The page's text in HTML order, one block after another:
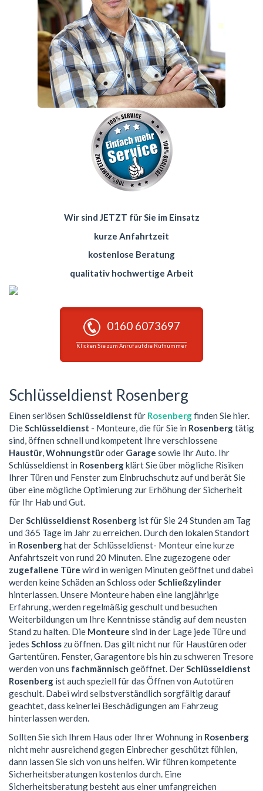
Wir sind JETZT für Sie im Einsatz
kurze Anfahrtzeit
kostenlose Beratung
qualitativ hochwertige Arbeit
0160 6073697
Klicken Sie zum Anruf auf die Rufnummer
Schlüsseldienst Rosenberg
Einen seriösen Schlüsseldienst für Rosenbergfinden Sie hier.
DieSchlüsseldienst - Monteure, die für Sie in Rosenbergtätig
sind, öffnen schnell und kompetent Ihre verschlossene
Haustür,Wohnungstüroder Garage sowie Ihr Auto. Ihr
Schlüsseldienst in Rosenbergklärt Sie über mögliche Risiken
Ihrer Türen und Fenster zum Einbruchschutz auf und berät Sie
über eine mögliche Optimierung zur Erhöhung der Sicherheit
für Ihr Hab und Gut.
DerSchlüsseldienst Rosenberg ist für Sie 24 Stunden am Tag
und 365 Tage im Jahr zu erreichen. Durch den lokalen Standort
in Rosenberghat der Schlüsseldienst- Monteur eine kurze
Anfahrtszeit von rund 20 Minuten. Eine zugezogene oder
zugefallene Türe wird in wenigen Minuten geöffnet und dabei
werden keine Schäden an Schloss oderSchließzylinder
hinterlassen. Unsere Monteure haben eine langjährige
Erfahrung, werden regelmäßig geschult und besuchen
Weiterbildungen um Ihre Kenntnisse ständig auf dem neusten
Stand zu halten. Die Monteure sind in der Lage jede Türe und
jedes Schloss zu öffnen. Das gilt nicht nur für Haustüren oder
Gartentüren. Fenster, Garagentore bis hin zu schweren Tresore
werden von uns fachmännisch geöffnet. DerSchlüsseldienst
Rosenberg ist auch speziell für das Öffnen von Autotüren
geschult. Dabei wird selbstverständlich sorgfältig darauf
geachtet, dass keinerlei Beschädigungen am Fahrzeug
hinterlassen werden.
Sollten Sie sich Ihrem Haus oder Ihrer Wohnung in Rosenberg
nicht mehr ausreichend gegen Einbrecher geschützt fühlen,
dann lassen Sie sich von uns helfen. Wir führen kompetente
Sicherheitsberatungen kostenlos durch. Eine
Sicherheitsberatung besteht aus einer umfangreichen